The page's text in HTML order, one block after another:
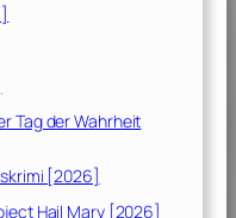
Tag der Wahrheit
[2026]
Hail Mary [2026]